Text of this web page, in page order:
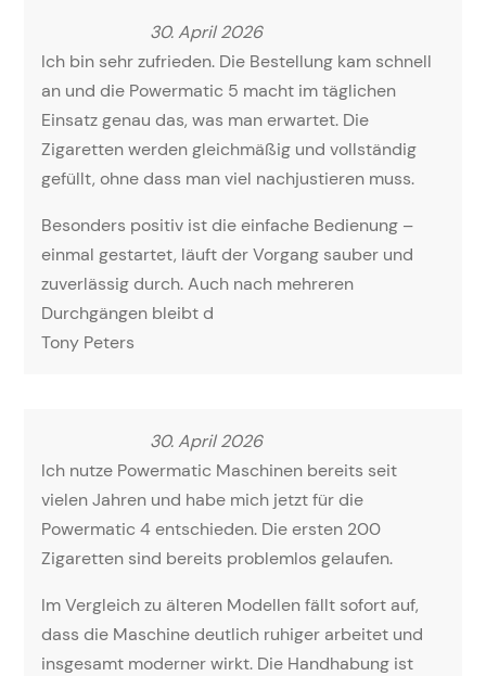
30. April 2026
Ich bin sehr zufrieden. Die Bestellung kam schnell
an und die Powermatic 5 macht im täglichen
Einsatz genau das, was man erwartet. Die
Zigaretten werden gleichmäßig und vollständig
gefüllt, ohne dass man viel nachjustieren muss.
Besonders positiv ist die einfache Bedienung –
einmal gestartet, läuft der Vorgang sauber und
zuverlässig durch. Auch nach mehreren
Durchgängen bleibt d
Tony Peters
30. April 2026
Ich nutze Powermatic Maschinen bereits seit
vielen Jahren und habe mich jetzt für die
Powermatic 4 entschieden. Die ersten 200
Zigaretten sind bereits problemlos gelaufen.
Im Vergleich zu älteren Modellen fällt sofort auf,
dass die Maschine deutlich ruhiger arbeitet und
insgesamt moderner wirkt. Die Handhabung ist